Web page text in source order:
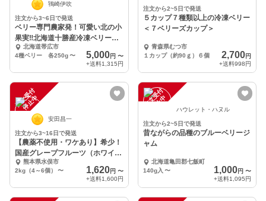
鴇崎伊吹
注文から3~6日で発送
ベリー専門農家発！可愛い北の小
果実‼北海道十勝産冷凍ベリー【4
種詰合せ】
北海道帯広市
4種ベリー 各250g〜 5,000円 〜
+送料1,315円
注文から2~5日で発送
５カップ７種類以上の冷凍ベリー
＜７ベリーズカップ＞
青森県むつ市
１カップ（約90ｇ）６個
2,700円
+送料998円
注
文
受
付
停
止
中
安田昌一
注文から3~16日で発送
【農薬不使用・ワケあり】希少！
国産グレープフルーツ（ホワイト
種）熊本県水俣市
2kg（4～6個）
〜 1,620円 〜
+送料1,600円
注
文
受
付
停
止
中 ハウレット・ハヌル
注文から2~5日で発送
昔ながらの品種のブルーベリージ
ャム
北海道亀田郡七飯町
140g入 〜 1,000円 〜
+送料1,095円